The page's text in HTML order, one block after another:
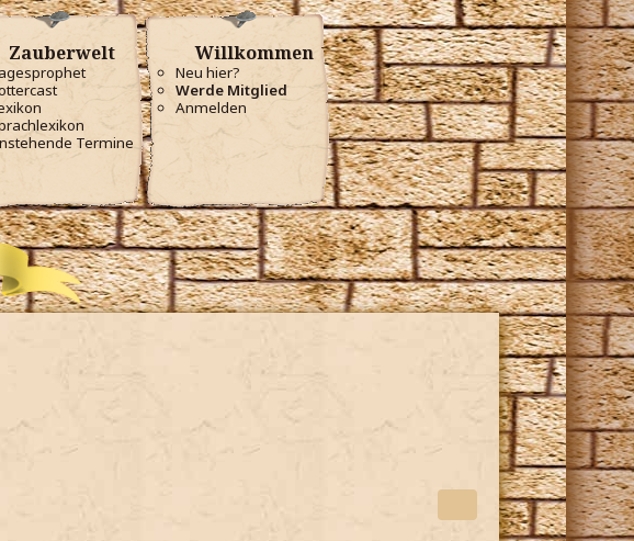
Zauberwelt
Termine
Willkommen
Neu hier?
Werde Mitglied
Anmelden